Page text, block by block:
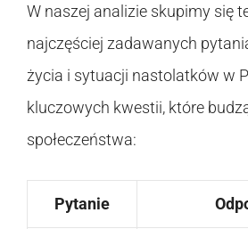
W naszej analizie skupimy się
najczęściej zadawanych
życia i sytuacji nastolatków w
kluczowych kwestii, które
społeczeństwa:
Pytanie